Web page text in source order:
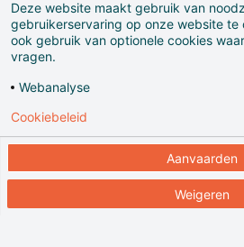
Deze website maakt gebruik van
gebruikerservaring op onze website te
ook gebruik van optionele cookies
vragen.
Webanalyse
Aanvaarden
Weigeren
Cookiebeleid